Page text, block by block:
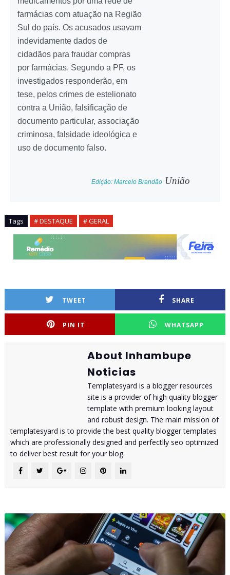
farmácias com atuação na Região
Sul do país. Os acusados usavam
indevidamente dados de
cidadãos para fraudar compras
por farmácias. Segundo a PF, os
investigados responderão, em
tese, pelos crimes de estelionato
contra a União, falsificação de
documento particular, associação
criminosa, falsidade ideológica e
uso de documento falso.
Edição: Marcelo Brandão União
Tags # DESTAQUE # GERAL
TWEET SHARE
PIN IT WHATSAPP
About Inhambupe
Noticias
Templatesyard is a blogger resources
site is a provider of high quality blogger
template with premium looking layout
and robust design. The main mission of
templatesyard is to provide the best quality blogger templates
which are professionally designed and perfectlly seo optimized
to deliver best result for your blog.